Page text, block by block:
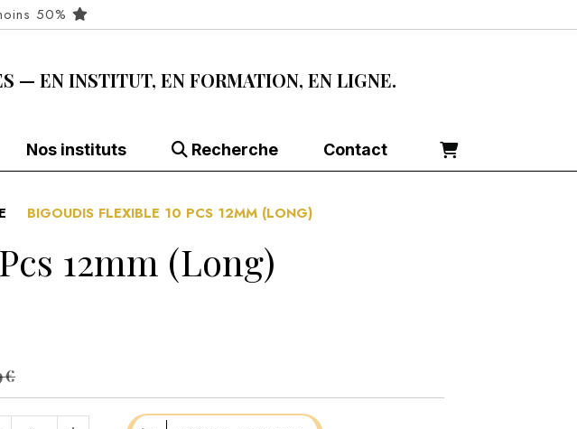
50%
— EN INSTITUT, EN FORMATION, EN LIGNE.
Nos instituts Recherche Contact
BIGOUDIS FLEXIBLE 10 PCS 12MM (LONG)
12mm (long)
€